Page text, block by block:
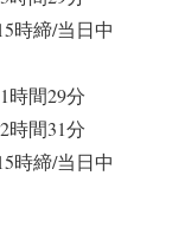
時締/当日中
間29分
間31分
時締/当日中